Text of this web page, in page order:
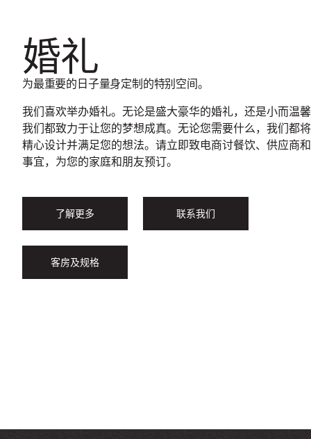
婚礼
为最重要的日子量身定制的特别空间。
我们喜欢举办婚礼。无论是盛大豪华的婚礼，还是小而温
我们都致力于让您的梦想成真。无论您需要什么，我们都
精心设计并满足您的想法。请立即致电商讨餐饮、供应商
事宜，为您的家庭和朋友预订。
了解更多 联系我们
客房及规格